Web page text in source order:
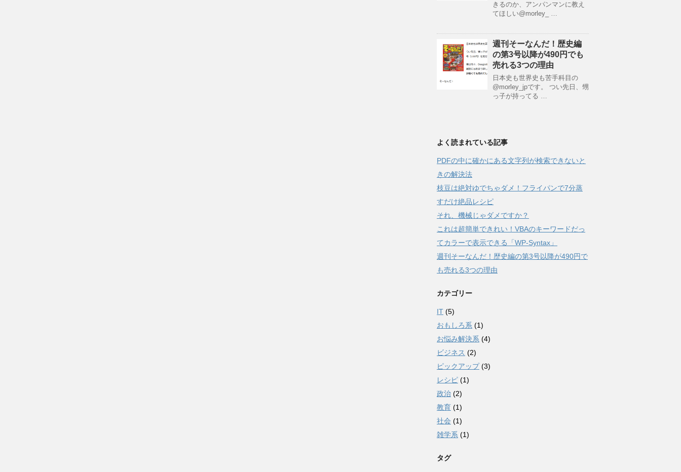
きるのか、アンパンマンに教え
てほしい@morley_ …
週刊そーなんだ！歴史編
の第3号以降が490円でも
売れる3つの理由
日本史も世界史も苦手科目の
@morley_jpです。 つい先日、甥
っ子が持ってる …
よく読まれている記事
PDFの中に確かにある文字列が検索できないと
きの解決法
枝豆は絶対ゆでちゃダメ！フライパンで7分蒸
すだけ絶品レシピ
それ、機械じゃダメですか？
これは超簡単できれい！VBAのキーワードだっ
てカラーで表示できる「WP-Syntax」
週刊そーなんだ！歴史編の第3号以降が490円で
も売れる3つの理由
カテゴリー
IT (5)
おもしろ系 (1)
お悩み解決系 (4)
ビジネス (2)
ピックアップ(3)
レシピ (1)
政治 (2)
教育 (1)
社会 (1)
雑学系 (1)
タグ